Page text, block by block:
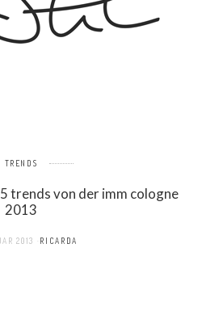
TRENDS
trends von der imm cologne
2013
2013 RICARDA